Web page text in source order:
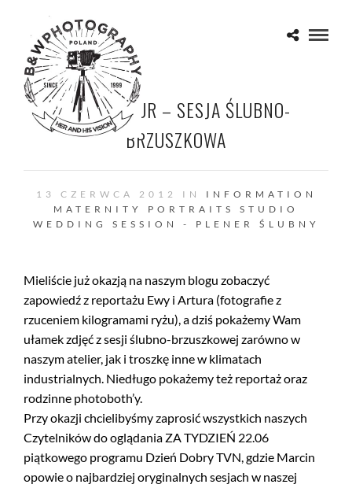
EWA I ARTUR – SESJA ŚLUBNO-
BRZUSZKOWA
13 CZERWCA 2012 IN INFORMATION
MATERNITY
PORTRAITS
STUDIO
WEDDING SESSION - PLENER ŚLUBNY
Mieliście już okazją na naszym blogu zobaczyć
zapowiedź z reportażu Ewy i Artura (fotografie z
rzuceniem kilogramami ryżu), a dziś pokażemy Wam
ułamek zdjęć z sesji ślubno-brzuszkowej zarówno w
naszym atelier, jak i troszkę inne w klimatach
industrialnych. Niedługo pokażemy też reportaż oraz
rodzinne photoboth’y.
Przy okazji chcielibyśmy zaprosić wszystkich naszych
Czytelników do oglądania ZA TYDZIEŃ 22.06
piątkowego programu Dzień Dobry TVN, gdzie Marcin
opowie o najbardziej oryginalnych sesjach w naszej